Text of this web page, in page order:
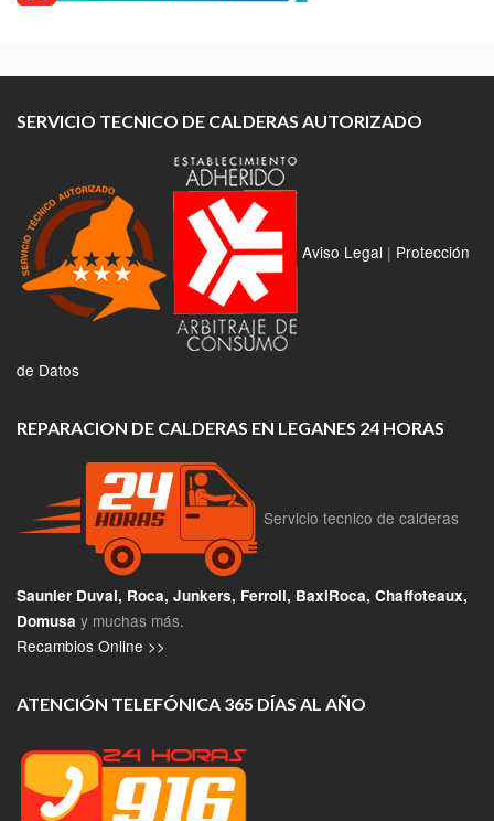
SERVICIO TECNICO DE CALDERAS AUTORIZADO
Aviso Legal | Protección
de Datos
REPARACION DE CALDERAS EN LEGANES 24 HORAS
Servicio tecnico de calderas
Saunier Duval, Roca, Junkers, Ferroli, BaxiRoca, Chaffoteaux,
Domusa y muchas más.
Recambios Online >>
ATENCIÓN TELEFÓNICA 365 DÍAS AL AÑO